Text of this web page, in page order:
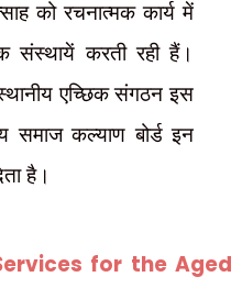
को रचनात्मक कार्य में
संस्थायें करती रही हैं।
एच्छिक संगठन इस
समाज कल्याण बोर्ड इन
है।
for the Aged